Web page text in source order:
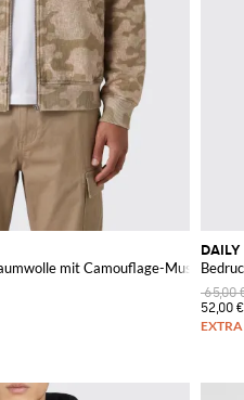
mit Camouflage-Muster
DAILY
65,00
52,00 €